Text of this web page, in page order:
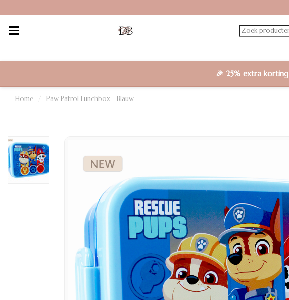
🎉 25% extra korting
Home / Paw Patrol Lunchbox - Blauw